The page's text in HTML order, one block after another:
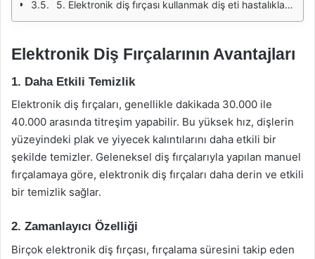
5. Elektronik diş fırçası kullanmak diş eti hastalıklarını önler mi?
Elektronik Diş Fırçalarının Avantajları
1. Daha Etkili Temizlik
Elektronik diş fırçaları, genellikle dakikada 30.000 ile
40.000 arasında titreşim yapabilir. Bu yüksek hız, dişlerin
yüzeyindeki plak ve yiyecek kalıntılarını daha etkili bir
şekilde temizler. Geleneksel diş fırçalarıyla yapılan manuel
fırçalamaya göre, elektronik diş fırçaları daha derin ve etkili
bir temizlik sağlar.
2. Zamanlayıcı Özelliği
Birçok elektronik diş fırçası, fırçalama süresini takip eden